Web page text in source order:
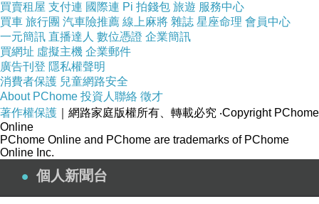
上一篇：父後一月
買賣租屋 支付連 國際連 Pi 拍錢包 旅遊 服務中心
買車 旅行團 汽車險推薦 線上麻將 雜誌 星座命理 會員中心
一元簡訊 直播達人 數位憑證 企業簡訊
買網址 虛擬主機 企業郵件
廣告刊登 隱私權聲明
消費者保護 兒童網路安全
About PChome 投資人聯絡 徵才
著作權保護 ｜網路家庭版權所有、轉載必究 ‧Copyright PChome
Online
PChome Online and PChome are trademarks of PChome
Online Inc.
個人新聞台